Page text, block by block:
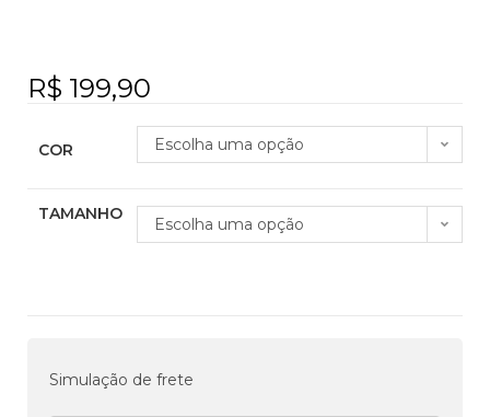
R$ 199,90
COR Escolha uma opção
TAMANHO
Escolha uma opção
Simulação de frete